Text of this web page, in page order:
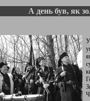
А день був, як
У